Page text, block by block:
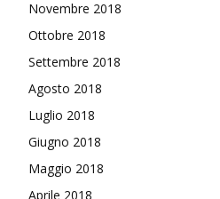
Novembre 2018
Ottobre 2018
Settembre 2018
Agosto 2018
Luglio 2018
Giugno 2018
Maggio 2018
Aprile 2018